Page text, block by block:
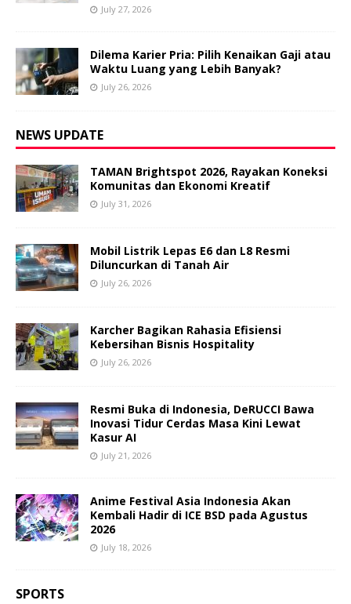
July 27, 2026
Dilema Karier Pria: Pilih Kenaikan Gaji atau
Waktu Luang yang Lebih Banyak?
July 26, 2026
NEWS UPDATE
TAMAN Brightspot 2026, Rayakan Koneksi
Komunitas dan Ekonomi Kreatif
July 31, 2026
Mobil Listrik Lepas E6 dan L8 Resmi
Diluncurkan di Tanah Air
July 26, 2026
Karcher Bagikan Rahasia Efisiensi
Kebersihan Bisnis Hospitality
July 26, 2026
Resmi Buka di Indonesia, DeRUCCI Bawa
Inovasi Tidur Cerdas Masa Kini Lewat
Kasur AI
July 21, 2026
Anime Festival Asia Indonesia Akan
Kembali Hadir di ICE BSD pada Agustus
2026
July 18, 2026
SPORTS